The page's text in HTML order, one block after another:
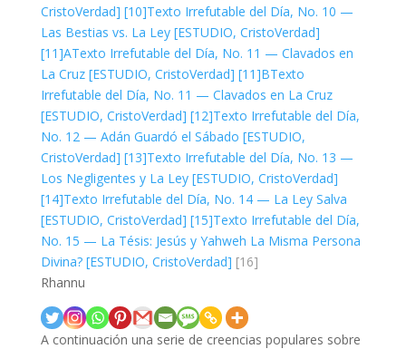
CristoVerdad] [10]Texto Irrefutable del Día, No. 10 —
Las Bestias vs. La Ley [ESTUDIO, CristoVerdad]
[11]ATexto Irrefutable del Día, No. 11 — Clavados en
La Cruz [ESTUDIO, CristoVerdad] [11]BTexto
Irrefutable del Día, No. 11 — Clavados en La Cruz
[ESTUDIO, CristoVerdad] [12]Texto Irrefutable del Día,
No. 12 — Adán Guardó el Sábado [ESTUDIO,
CristoVerdad] [13]Texto Irrefutable del Día, No. 13 —
Los Negligentes y La Ley [ESTUDIO, CristoVerdad]
[14]Texto Irrefutable del Día, No. 14 — La Ley Salva
[ESTUDIO, CristoVerdad] [15]Texto Irrefutable del Día,
No. 15 — La Tésis: Jesús y Yahweh La Misma Persona
Divina? [ESTUDIO, CristoVerdad] [16]
Rhannu
A continuación una serie de creencias populares sobre